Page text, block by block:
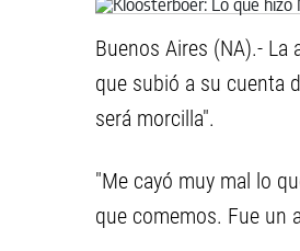
Buenos Aires (NA).-
que subió a su cuenta
será morcilla".
"Me cayó muy mal lo
que comemos. Fue un